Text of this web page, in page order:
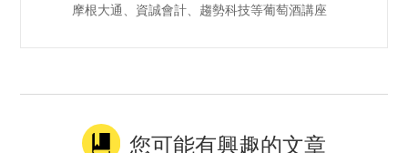
摩根大通、資誠會計、趨勢科技等葡萄酒講座
您可能有興趣的文章